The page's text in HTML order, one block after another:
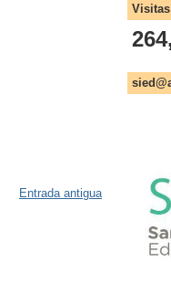
Entrada antigua
Visitas